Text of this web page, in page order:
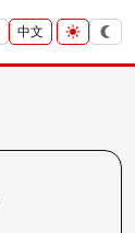
中文